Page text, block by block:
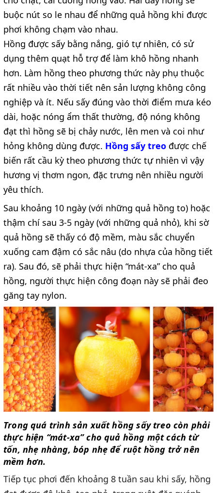
buộc nút so le nhau để những quả hồng khi được
phơi không chạm vào nhau.
Hồng được sấy bằng nắng, gió tự nhiên, có sử
dụng thêm quạt hỗ trợ để làm khô hồng nhanh
hơn. Làm hồng theo phương thức này phụ thuộc
rất nhiều vào thời tiết nên sản lượng không công
nghiệp và ít. Nếu sấy đúng vào thời điểm mưa kéo
dài, hoặc nóng ẩm thất thường, độ nóng không
đạt thì hồng sẽ bị chảy nước, lên men và coi như
hỏng không dùng được. Hồng sấy treo được chế
biến rất cầu kỳ theo phương thức tự nhiên vì vậy
hương vị thơm ngon, đặc trưng nên nhiều người
yêu thích.
Sau khoảng 10 ngày (với những quả hồng to) hoặc
thậm chí sau 3-5 ngày (với những quả nhỏ), khi sờ
quả hồng sẽ thấy có độ mềm, màu sắc chuyển
xuống cam đậm có sắc nâu (do nhựa của hồng tiết
ra). Sau đó, sẽ phải thực hiện “mát-xa” cho quả
hồng, người thực hiện công đoạn này sẽ phải đeo
găng tay nylon.
Trong quá trình sản xuất hồng sấy treo còn phải
thực hiện “mát-xa” cho quả hồng một cách từ
tốn, nhẹ nhàng, bóp nhẹ để ruột hồng trở nên
mềm hơn.
Tiếp tục phơi đến khoảng 8 tuần sau khi sấy, hồng